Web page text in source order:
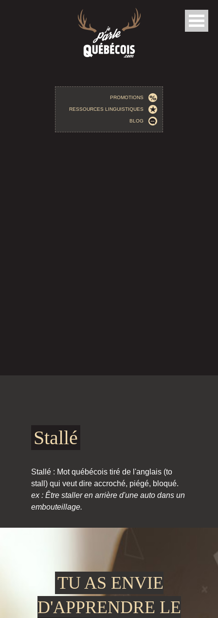
PROMOTIONS
RESSOURCES LINGUISTIQUES
BLOG
Stallé
Stallé : Mot québécois tiré de l'anglais (to
stall) qui veut dire accroché, piégé, bloqué.
ex : Être staller en arrière d'une auto dans un
embouteillage.
TU AS ENVIE
D'APPRENDRE LE